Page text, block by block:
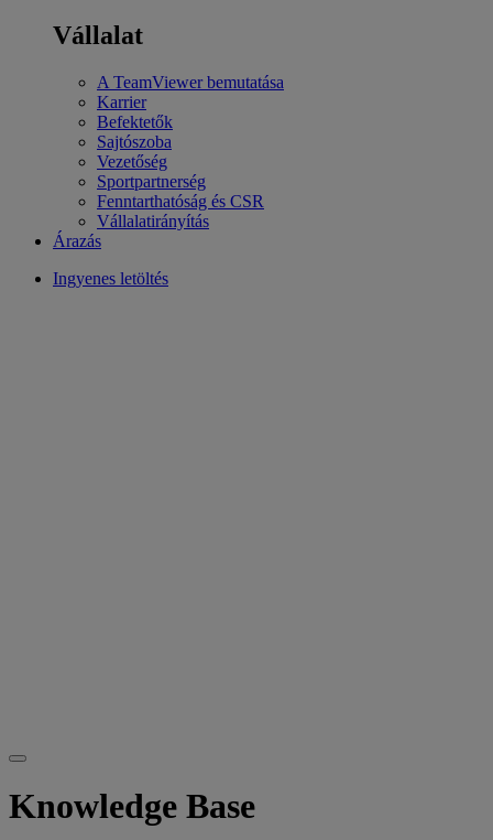
Vállalat
A TeamViewer bemutatása
Karrier
Befektetők
Sajtószoba
Vezetőség
Sportpartnerség
Fenntarthatóság és CSR
Vállalatirányítás
Árazás
Ingyenes letöltés
Knowledge Base